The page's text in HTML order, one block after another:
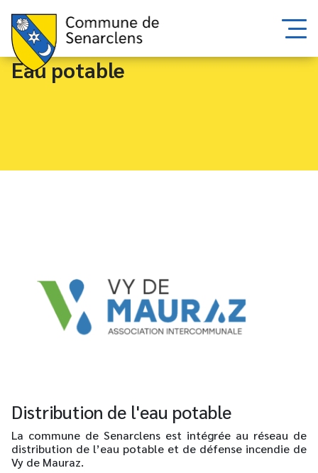
Eau potable
Distribution de l'eau potable
La commune de Senarclens est intégrée au réseau de
distribution de l’eau potable et de défense incendie de
Vy de Mauraz.